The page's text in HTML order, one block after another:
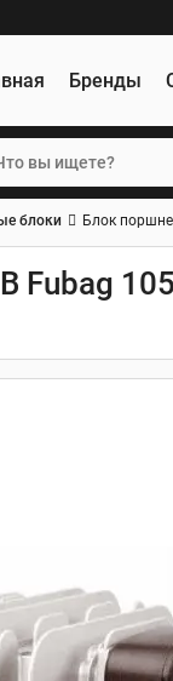
Бренды
блоки Блок
Fubag